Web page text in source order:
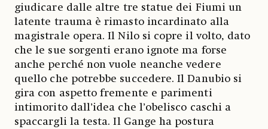
giudicare dalle altre tre statue dei Fiumi un
latente trauma è rimasto incardinato alla
magistrale opera. Il Nilo si copre il volto, dato
che le sue sorgenti erano ignote ma forse
anche perché non vuole neanche vedere
quello che potrebbe succedere. Il Danubio si
gira con aspetto fremente e parimenti
intimorito dall’idea che l’obelisco caschi a
spaccargli la testa. Il Gange ha postura